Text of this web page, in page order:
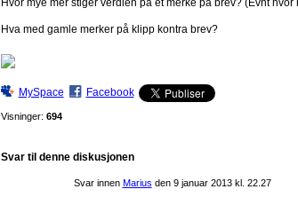
Hva med gamle merker på klipp kontra brev?
MySpace Facebook
Visninger: 694
Svar til denne diskusjonen
Svar innen Marius den 9 januar 2013 kl. 22.27